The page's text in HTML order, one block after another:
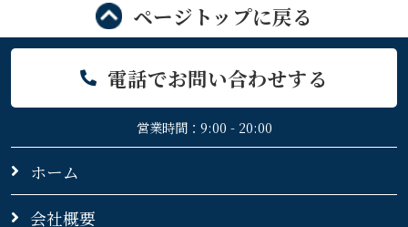
ページトップに戻る
電話でお問い合わせする
営業時間：9:00 - 20:00
ホーム
会社概要